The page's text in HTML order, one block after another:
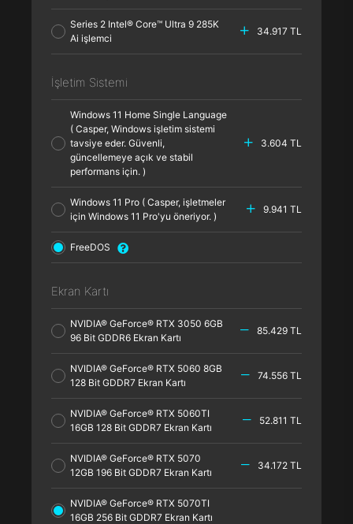
Series 2 Intel® Core™ Ultra 9 285K
Ai işlemci
34.917 TL
İşletim Sistemi
Windows 11 Home Single Language
( Casper, Windows işletim sistemi
tavsiye eder. Güvenli,
güncellemeye açık ve stabil
performans için. )
3.604 TL
Windows 11 Pro ( Casper, işletmeler
için Windows 11 Pro'yu öneriyor. )
9.941 TL
FreeDOS
Ekran Kartı
NVIDIA® GeForce® RTX 3050 6GB
96 Bit GDDR6 Ekran Kartı
85.429 TL
NVIDIA® GeForce® RTX 5060 8GB
128 Bit GDDR7 Ekran Kartı
74.556 TL
NVIDIA® GeForce® RTX 5060TI
16GB 128 Bit GDDR7 Ekran Kartı
52.811 TL
NVIDIA® GeForce® RTX 5070
12GB 196 Bit GDDR7 Ekran Kartı
34.172 TL
NVIDIA® GeForce® RTX 5070TI
16GB 256 Bit GDDR7 Ekran Kartı